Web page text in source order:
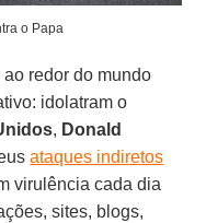
o Papa
redor do mundo
idolatram o
, Donald
ataques indiretos
virulência cada dia
sites, blogs,